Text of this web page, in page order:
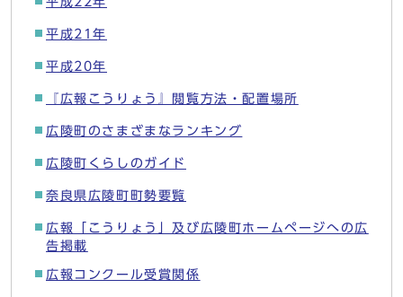
平成21年
平成20年
『広報こうりょう』閲覧方法・配置場所
広陵町のさまざまなランキング
広陵町くらしのガイド
奈良県広陵町町勢要覧
広報「こうりょう」及び広陵町ホームページへの広
告掲載
広報コンクール受賞関係